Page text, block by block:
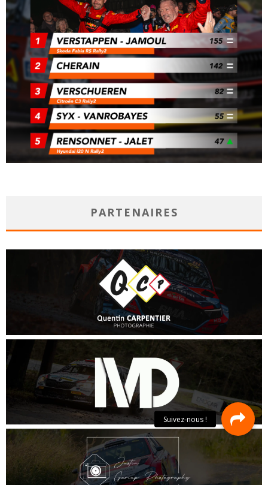
PARTENAIRES